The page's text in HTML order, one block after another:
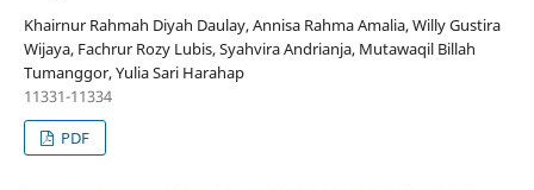
Khairnur Rahmah Diyah Daulay, Annisa Rahma Amalia, Willy Gustira
Wijaya, Fachrur Rozy Lubis, Syahvira Andrianja, Mutawaqil Billah
Tumanggor, Yulia Sari Harahap
11331-11334
PDF